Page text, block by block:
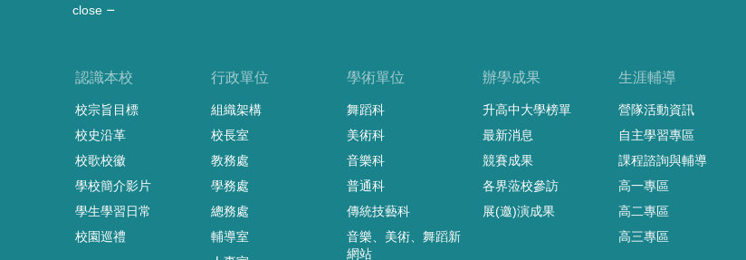
close
認識本校
校宗旨目標
校史沿革
校歌校徽
學校簡介影片
學生學習日常
校園巡禮
行政單位
組織架構
校長室
教務處
學務處
總務處
輔導室
學術單位
舞蹈科
美術科
音樂科
普通科
傳統技藝科
音樂、美術、舞蹈新
網站
辦學成果
升高中大學榜單
最新消息
競賽成果
各界蒞校參訪
展(邀)演成果
生涯輔導
營隊活動資訊
自主學習專區
課程諮詢與輔導
高一專區
高二專區
高三專區